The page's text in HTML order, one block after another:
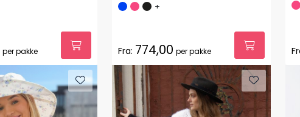
per pakke
+
Fra: 774,00 per pakke